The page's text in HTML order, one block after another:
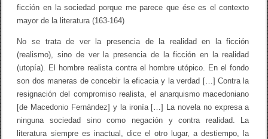
ficción en la sociedad porque me parece que ése es el contexto
mayor de la literatura (163-164)
No se trata de ver la presencia de la realidad en la ficción
(realismo), sino de ver la presencia de la ficción en la realidad
(utopía). El hombre realista contra el hombre utópico. En el fondo
son dos maneras de concebir la eficacia y la verdad […] Contra la
resignación del compromiso realista, el anarquismo macedoniano
[de Macedonio Fernández] y la ironía […] La novela no expresa a
ninguna sociedad sino como negación y contra realidad. La
literatura siempre es inactual, dice el otro lugar, a destiempo, la